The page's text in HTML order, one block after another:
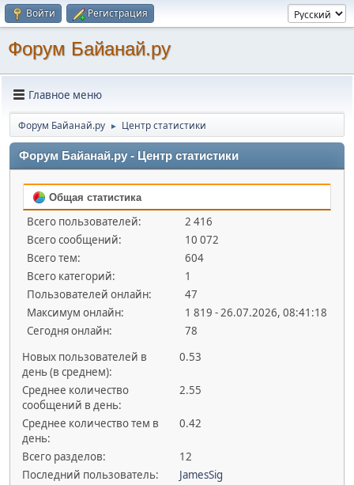
Войти Регистрация
Форум Байанай.ру
Главное меню
Форум Байанай.ру ► Центр статистики
Форум Байанай.ру - Центр статистики
Общая статистика
Всего пользователей:
2 416
Всего сообщений:
10 072
Всего тем:
604
Всего категорий:
1
Пользователей онлайн:
47
Максимум онлайн:
1 819 - 26.07.2026, 08:41:18
Сегодня онлайн:
78
Новых пользователей в
день (в среднем):
0.53
Среднее количество
сообщений в день:
2.55
Среднее количество тем в
день:
0.42
Всего разделов:
12
Последний пользователь:
JamesSig